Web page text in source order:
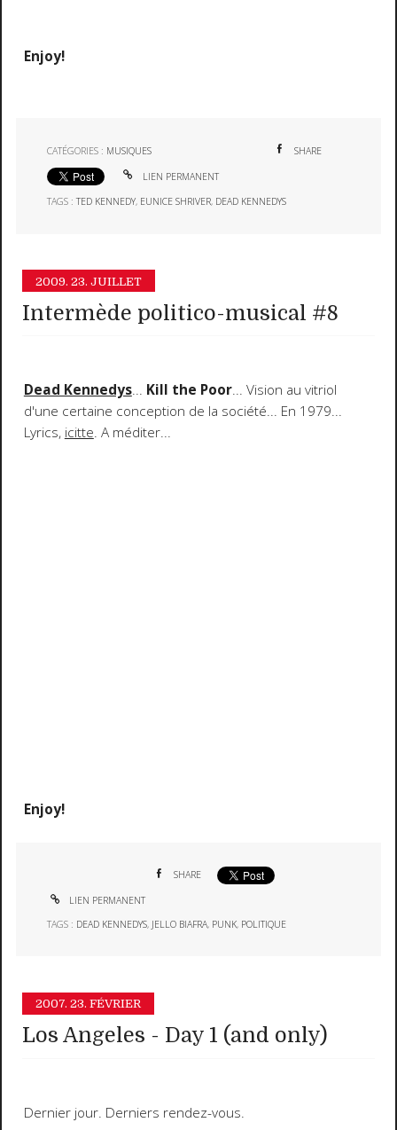
Enjoy!
CATÉGORIES : MUSIQUES SHARE
LIEN PERMANENT
TAGS :TED KENNEDY, EUNICE SHRIVER, DEAD KENNEDYS
2009. 23. JUILLET
Intermède politico-musical #8
Dead Kennedys... Kill the Poor... Vision au vitriol
d'une certaine conception de la société... En 1979...
Lyrics, icitte. A méditer...
Enjoy!
SHARE
LIEN PERMANENT
TAGS : DEAD KENNEDYS, JELLO BIAFRA, PUNK, POLITIQUE
2007. 23. FÉVRIER
Los Angeles - Day 1 (and only)
Dernier jour. Derniers rendez-vous.